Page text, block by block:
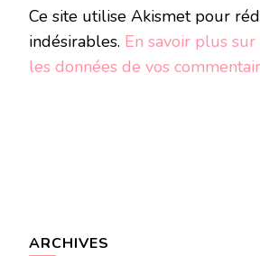
Ce site utilise Akismet pour
indésirables. En savoir plus
les données de vos
ARCHIVES